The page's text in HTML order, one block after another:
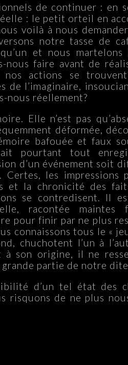
de continuer : en
: le petit orteil en
voilà à nous
notre tasse de
et nous
nous faire avant de
actions se
de l’imaginaire,
nous réellement?
Elle n’est pas
déformée,
bafouée et faux
pourtant tout
d’un événement soit
Certes, les impressions
et la chronicité des
se contredisent. Il
racontée
pour finir par ne plus
connaissons tous le «
chuchotent l’un à
à son origine, il ne
partie de notre dite
d’un tel état des
risquons de ne plus